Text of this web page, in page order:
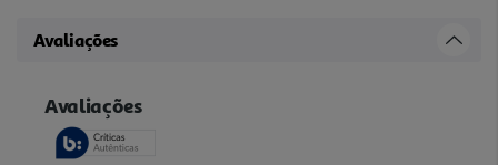
Avaliações